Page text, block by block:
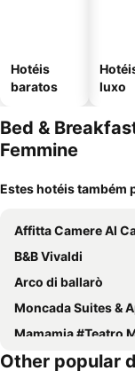
Hotéis
baratos
luxo
Bed &
Femmine
Estes hotéis também
Affitta Camere Al
B&B Vivaldi
Arco di ballarò
Moncada Suites &
Mamamia #Teatro
Il Quadrifoglio
Other popular